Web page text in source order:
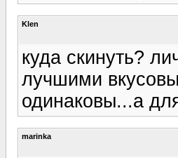
Klen
куда скинуть?
лучшими
одинаковы...а
marinka